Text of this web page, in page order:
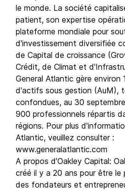
le monde. La société
patient, son expertise
plateforme mondiale pour
d'investissement diversifiée
de Capital de croissance
Crédit, de Climat et
General Atlantic gère environ
d'actifs sous gestion (AuM),
confondues, au 30
900 professionnels répartis
régions. Pour plus
Atlantic, veuillez consulter :
www.generalatlantic.com
A propos d’Oakley Capital:
créé il y a 20 ans pour être le
des fondateurs et